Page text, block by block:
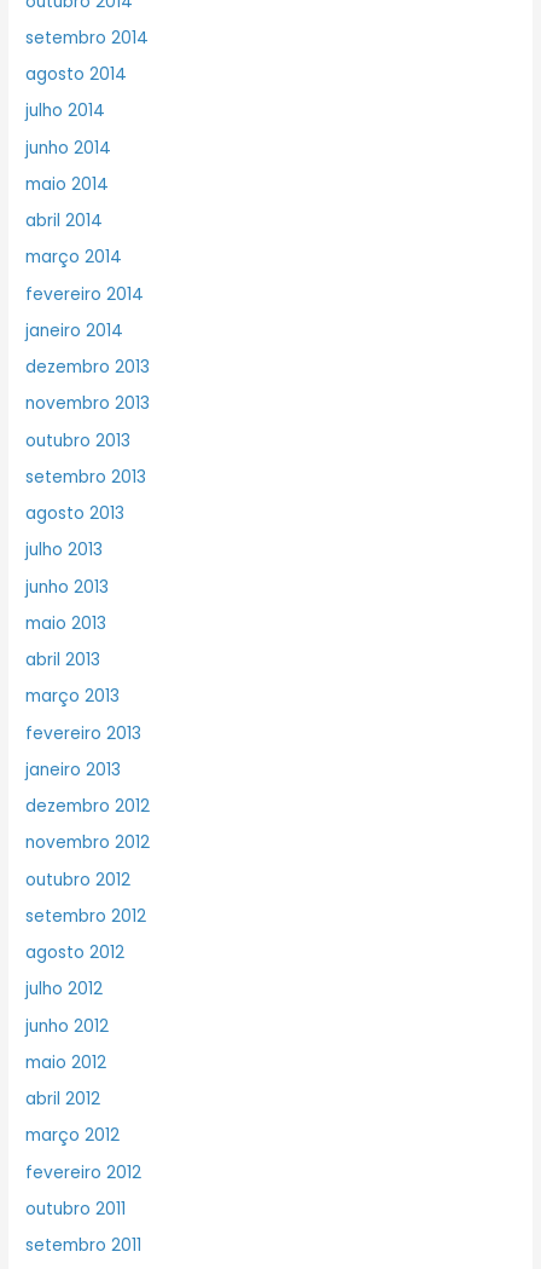
setembro 2014
agosto 2014
julho 2014
junho 2014
maio 2014
abril 2014
março 2014
fevereiro 2014
janeiro 2014
dezembro 2013
novembro 2013
outubro 2013
setembro 2013
agosto 2013
julho 2013
junho 2013
maio 2013
abril 2013
março 2013
fevereiro 2013
janeiro 2013
dezembro 2012
novembro 2012
outubro 2012
setembro 2012
agosto 2012
julho 2012
junho 2012
maio 2012
abril 2012
março 2012
fevereiro 2012
outubro 2011
setembro 2011